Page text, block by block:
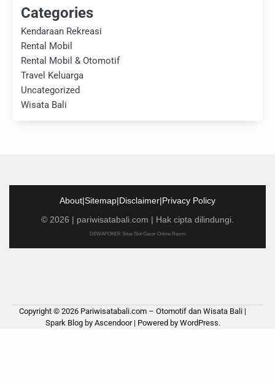
Categories
Kendaraan Rekreasi
Rental Mobil
Rental Mobil & Otomotif
Travel Keluarga
Uncategorized
Wisata Bali
About|Sitemap|Disclaimer|Privacy Policy
© 2026 | pariwisatabali.com | Hak cipta dilindungi.
DEWAPOKER Situs Slot Gacor Online Resmi
Copyright © 2026 Pariwisatabali.com – Otomotif dan Wisata Bali |
Spark Blog by Ascendoor| Powered by WordPress.